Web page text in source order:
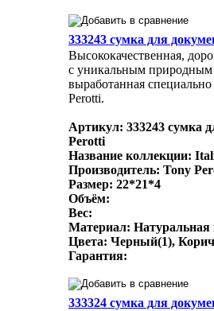
333243 сумка для
Высококачественная,
с уникальным природным
выработанная
Perotti.
Артикул: 333243 сумка
Perotti
Название коллекции:
Производитель: Tony
Размер: 22*21*4
Объём:
Вес:
Материал: Натуральная
Цвета: Черный(1),
Гарантия:
333324 сумка для